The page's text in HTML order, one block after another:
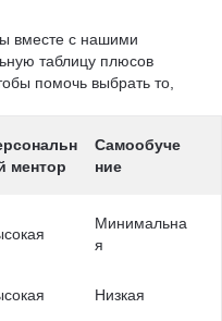
вместе с нашими
таблицу плюсов
помочь выбрать то,
ментор
Самообуче
ние
Минимальна
я
Низкая